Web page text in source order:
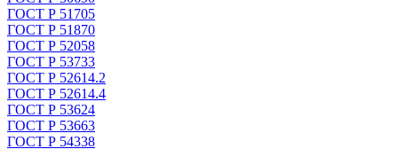
ГОСТ Р 51705
ГОСТ Р 51870
ГОСТ Р 52058
ГОСТ Р 53733
ГОСТ Р 52614.2
ГОСТ Р 52614.4
ГОСТ Р 53624
ГОСТ Р 53663
ГОСТ Р 54338